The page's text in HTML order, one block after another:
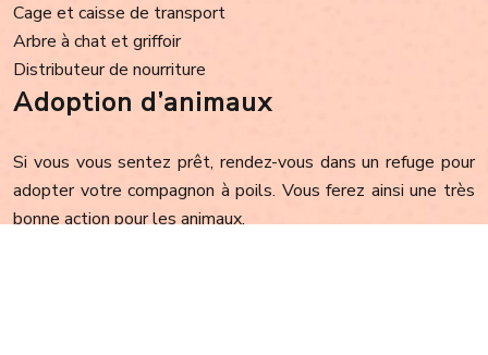
Cage et caisse de transport
Arbre à chat et griffoir
Distributeur de nourriture
Adoption d’animaux
Si vous vous sentez prêt, rendez-vous dans un refuge pour
adopter votre compagnon à poils. Vous ferez ainsi une très
bonne action pour les animaux.